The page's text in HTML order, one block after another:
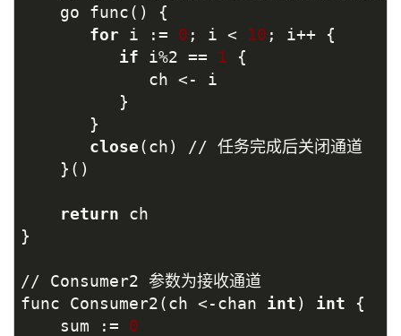
go func() {
for i := 0 ; i < 10 ; i++ {
if i%2 == 1 {
ch <- i
}
}
close(ch) // 任务完成后关闭通道
}()
return ch
}
// Consumer2 参数为接收通道
func Consumer2(ch <-chan int) int {
sum := 0